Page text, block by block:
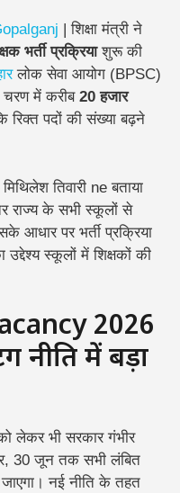
| शिक्षा मंत्री ने
भर्ती प्रक्रियाशुरू की
लोक सेवा आयोग (BPSC)
चरण में करीब 20 हजार
रिक्त पदों की संख्या बढ़ने
तिवारी ne बताया
राज्य के सभी स्कूलों से
आधार पर भर्ती प्रक्रिया
स्कूलों में शिक्षकों की
2026
नीति में बड़ा
लेकर भी सरकार गंभीर
30 जून तक सभी लंबित
जाएगा। नई नीति के तहत